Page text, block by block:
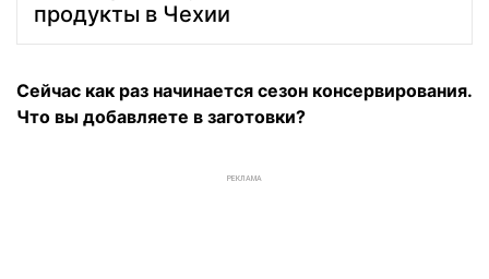
продукты в Чехии
Сейчас как раз начинается сезон консервирования.
Что вы добавляете в заготовки?
РЕКЛАМА